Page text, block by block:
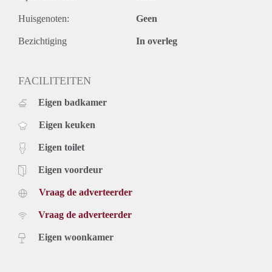
* Waarborgsom: één maand huur, inclusief servicekosten.
* Huurtermijn bedraagt minimaal 24 maanden
Huisgenoten: Geen
Bezichtiging In overleg
FACILITEITEN
Eigen badkamer
Eigen keuken
Eigen toilet
Eigen voordeur
Vraag de adverteerder
Vraag de adverteerder
Eigen woonkamer